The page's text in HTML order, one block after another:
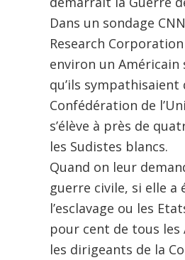
Dans un sondage
Research
environ un
qu’ils sympathisaient
Confédération de
s’élève à près de
les Sudistes blancs.
Quand on leur
guerre civile, si elle
l’esclavage ou les
pour cent de tous
les dirigeants de la